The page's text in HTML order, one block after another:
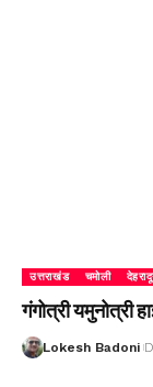
उत्तराखंड चमोली
गंगोत्री यमुनोत्री
Lokesh Badoni